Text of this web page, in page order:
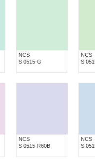
NCS
S 0515-G
NCS
S
NCS
S 0515-R60B
NCS
S